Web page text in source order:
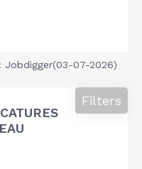
Jobdigger(03-07-2026)
Filters